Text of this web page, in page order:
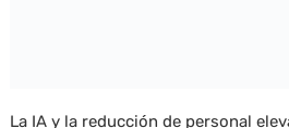
La IA y la reducción de personal